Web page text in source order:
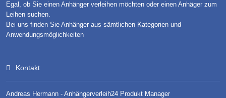
Egal, ob Sie einen Anhänger verleihen möchten oder einen Anhäger zum
Leihen suchen.
Bei uns finden Sie Anhänger aus sämtlichen Kategorien und
Anwendungsmöglichkeiten
Kontakt
Andreas Hermann - Anhängerverleih24 Produkt Manager